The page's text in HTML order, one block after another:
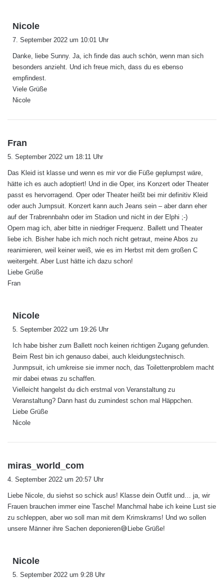
Nicole
t
:
7. September 2022 um 10:01 Uhr
Danke, liebe Sunny. Ja, ich finde das auch schön, wenn man sich
besonders anzieht. Und ich freue mich, dass du es ebenso
empfindest.
Viele Grüße
Nicole
Fran
t
:
5. September 2022 um 18:11 Uhr
Das Kleid ist klasse und wenn es mir vor die Füße geplumpst wäre,
hätte ich es auch adoptiert! Und in die Oper, ins Konzert oder Theater
passt es hervorragend. Oper oder Theater heißt bei mir definitiv Kleid
oder auch Jumpsuit. Konzert kann auch Jeans sein – aber dann eher
auf der Trabrennbahn oder im Stadion und nicht in der Elphi ;-)
Opern mag ich, aber bitte in niedriger Frequenz. Ballett und Theater
liebe ich. Bisher habe ich mich noch nicht getraut, meine Abos zu
reanimieren, weil keiner weiß, wie es im Herbst mit dem großen C
weitergeht. Aber Lust hätte ich dazu schon!
Liebe Grüße
Fran
Nicole
t
:
5. September 2022 um 19:26 Uhr
Ich habe bisher zum Ballett noch keinen richtigen Zugang gefunden.
Beim Rest bin ich genauso dabei, auch kleidungstechnisch.
Junmpsuit, ich umkreise sie immer noch, das Toilettenproblem macht
mir dabei etwas zu schaffen.
Vielleicht hangelst du dich erstmal von Veranstaltung zu
Veranstaltung? Dann hast du zumindest schon mal Häppchen.
Liebe Grüße
Nicole
miras_world_com
t
:
4. September 2022 um 20:57 Uhr
Liebe Nicole, du siehst so schick aus! Klasse dein Outfit und… ja, wir
Frauen brauchen immer eine Tasche! Manchmal habe ich keine Lust sie
zu schleppen, aber wo soll man mit dem Krimskrams! Und wo sollen
unsere Männer ihre Sachen deponieren😅Liebe Grüße!
Nicole
5. September 2022 um 9:28 Uhr